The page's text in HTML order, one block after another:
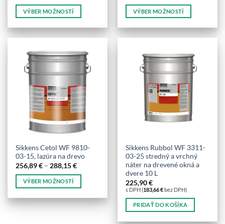
251,00 €
VÝBER MOŽNOSTÍ
produkt
viacero
variantov.
Možnosti
môžete
vybrať
stránke
251,00 €
VÝBER MOŽNOSTÍ
produkt
viacero
variantov.
Možnosti
Sikkens Cetol WF 9810-
03-15, lazúra na drevo
256,89€ – 288,15€Price
256,89 €
288,15 €
VÝBER MOŽNOSTÍ
produkt
Sikkens Rubbol WF 3311-
03-25 stredný a vrchný
náter na drevené okná a
dvere 10 L
225,90€
s DPH (183,66€bez DPH)
PRIDAŤ DO KOŠÍKA